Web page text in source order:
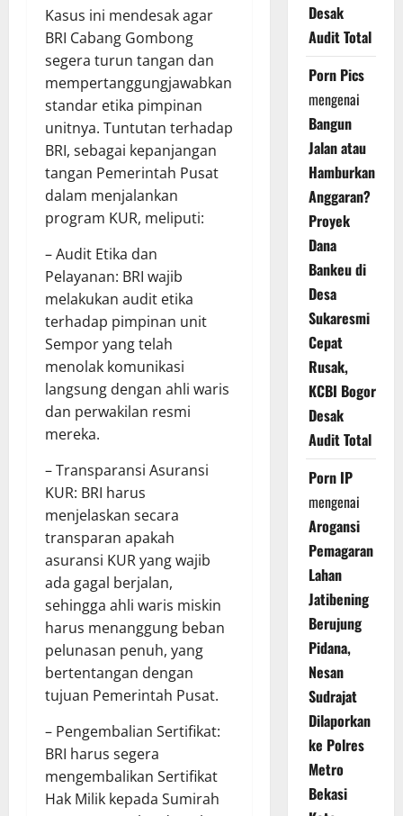
Kasus ini mendesak agar
BRI Cabang Gombong
segera turun tangan dan
mempertanggungjawabkan
standar etika pimpinan
unitnya. Tuntutan terhadap
BRI, sebagai kepanjangan
tangan Pemerintah Pusat
dalam menjalankan
program KUR, meliputi:
– Audit Etika dan
Pelayanan: BRI wajib
melakukan audit etika
terhadap pimpinan unit
Sempor yang telah
menolak komunikasi
langsung dengan ahli waris
dan perwakilan resmi
mereka.
– Transparansi Asuransi
KUR: BRI harus
menjelaskan secara
transparan apakah
asuransi KUR yang wajib
ada gagal berjalan,
sehingga ahli waris miskin
harus menanggung beban
pelunasan penuh, yang
bertentangan dengan
tujuan Pemerintah Pusat.
– Pengembalian Sertifikat:
BRI harus segera
mengembalikan Sertifikat
Hak Milik kepada Sumirah
Desak
Audit Total
Porn Pics
mengenai
Bangun
Jalan atau
Hamburkan
Anggaran?
Proyek
Dana
Bankeu di
Desa
Sukaresmi
Cepat
Rusak,
KCBI Bogor
Desak
Audit Total
Porn IP
mengenai
Arogansi
Pemagaran
Lahan
Jatibening
Berujung
Pidana,
Nesan
Sudrajat
Dilaporkan
ke Polres
Metro
Bekasi